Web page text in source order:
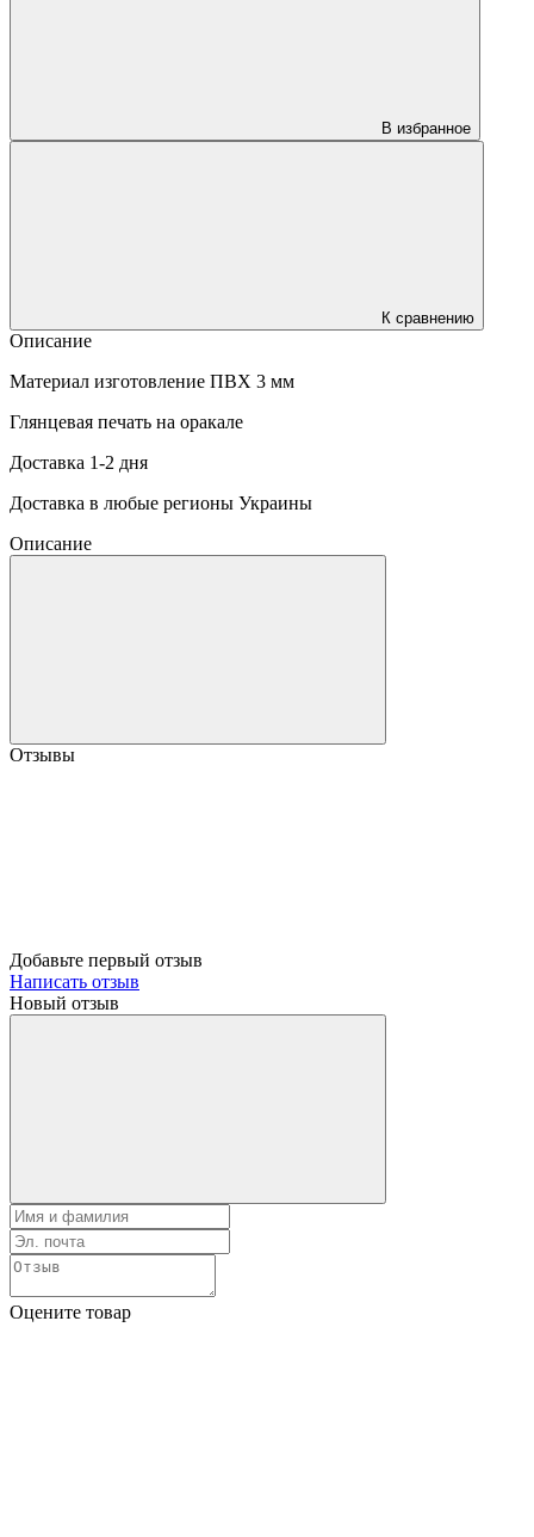
В избранное
К сравнению
Описание
Материал изготовление ПВХ 3 мм
Глянцевая печать на оракале
Доставка 1-2 дня
Доставка в любые регионы Украины
Описание
Отзывы
Добавьте первый отзыв
Написать отзыв
Новый отзыв
Оцените товар